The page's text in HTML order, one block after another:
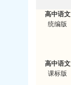
高中语文
统编版
高中语文
课标版